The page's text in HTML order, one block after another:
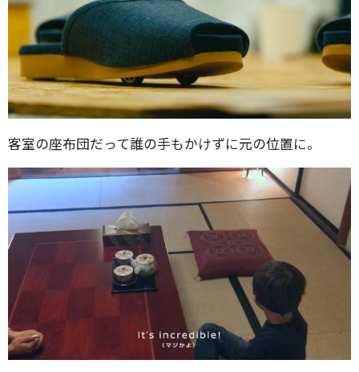
客室の座布団だって誰の手もかけずに元の位置に。